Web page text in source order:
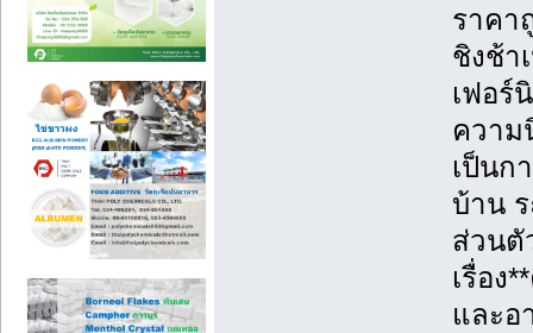
ราคา
ชิงช้า
เฟอร์
ความ
เป็นก
บ้าน
ส่วนตั
เรื่อง
และอ